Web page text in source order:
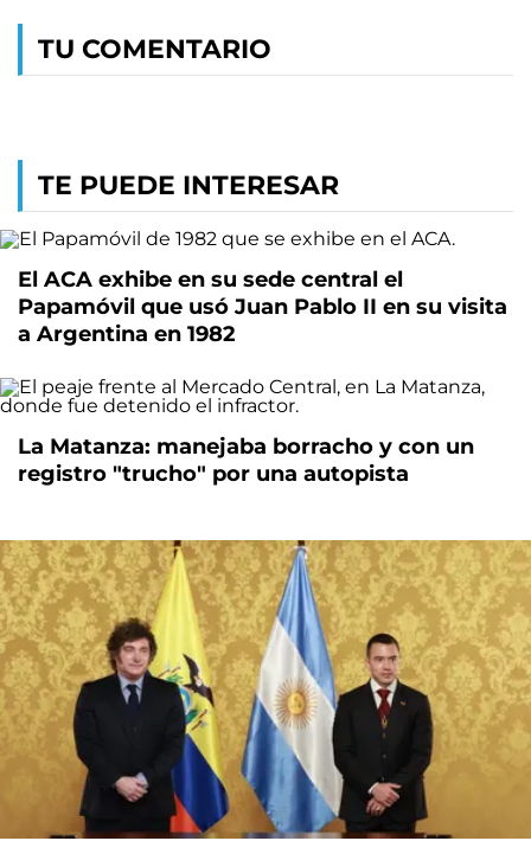
TU COMENTARIO
TE PUEDE INTERESAR
El ACA exhibe en su sede central el
Papamóvil que usó Juan Pablo II en su visita
a Argentina en 1982
La Matanza: manejaba borracho y con un
registro "trucho" por una autopista